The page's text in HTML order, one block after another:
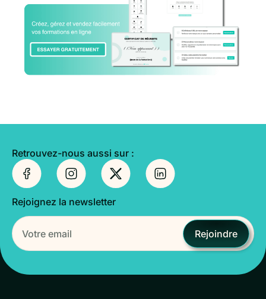
Retrouvez-nous aussi sur :
Rejoignez la newsletter
Rejoindre